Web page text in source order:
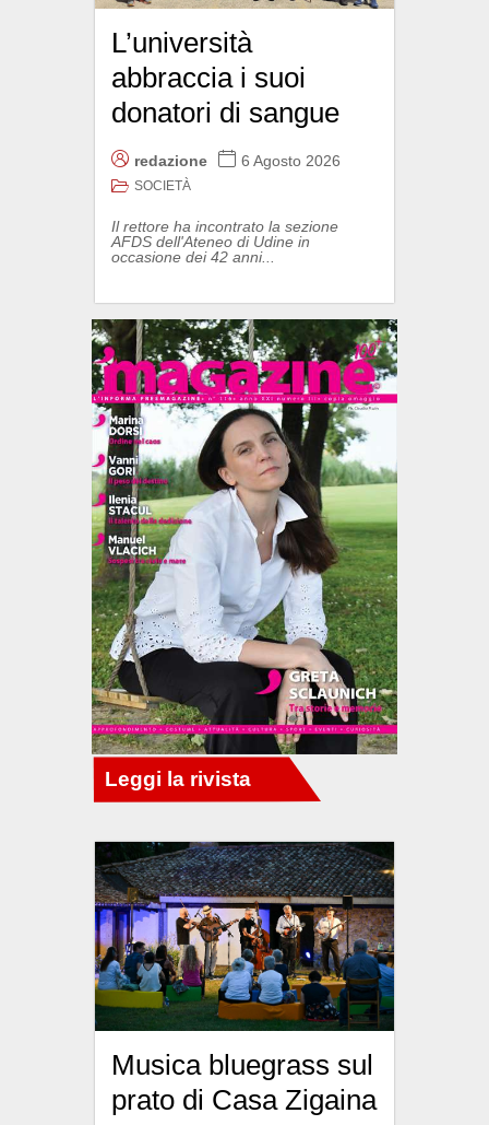
L’università
abbraccia i suoi
donatori di sangue
redazione 6 Agosto 2026
SOCIETÀ
Il rettore ha incontrato la sezione
AFDS dell'Ateneo di Udine in
occasione dei 42 anni...
Musica bluegrass sul
prato di Casa Zigaina